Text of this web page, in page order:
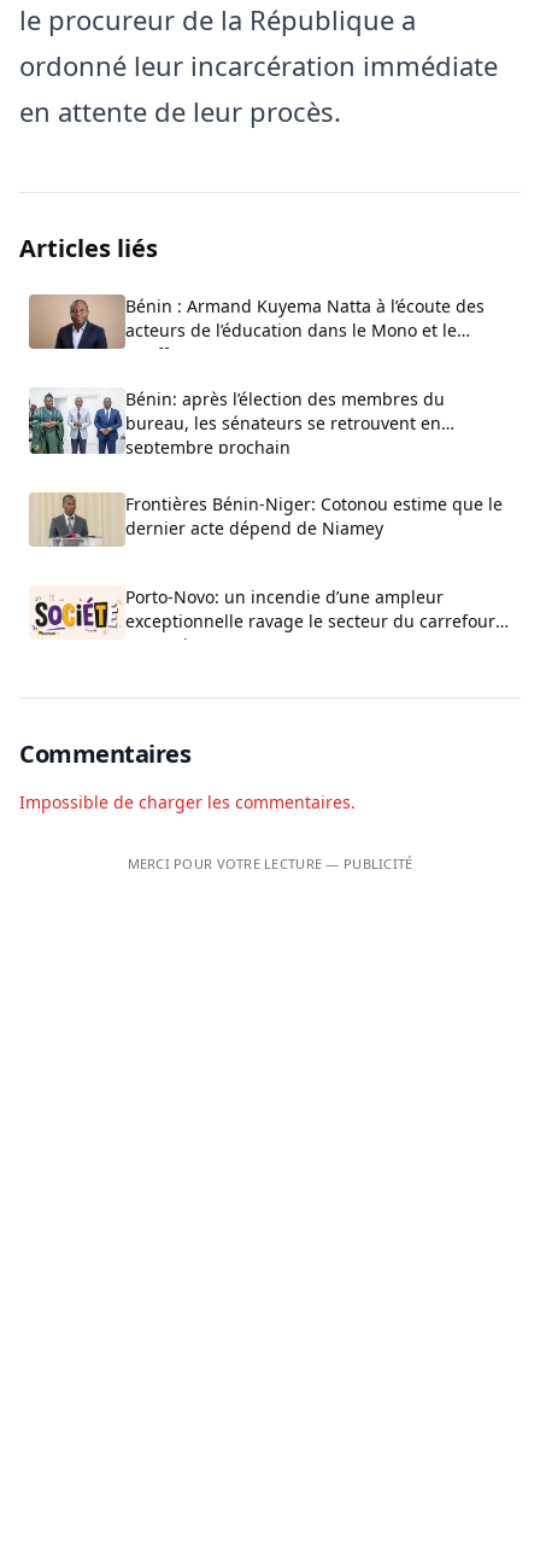
le procureur de la République a
ordonné leur incarcération immédiate
en attente de leur procès.
Articles liés
Bénin : Armand Kuyema Natta à l’écoute des
acteurs de l’éducation dans le Mono et le
Couffo
Bénin: après l’élection des membres du
bureau, les sénateurs se retrouvent en
septembre prochain
Frontières Bénin-Niger: Cotonou estime que le
dernier acte dépend de Niamey
Porto-Novo: un incendie d’une ampleur
exceptionnelle ravage le secteur du carrefour
Beau-Rivage
Commentaires
Impossible de charger les commentaires.
MERCI POUR VOTRE LECTURE — PUBLICITÉ